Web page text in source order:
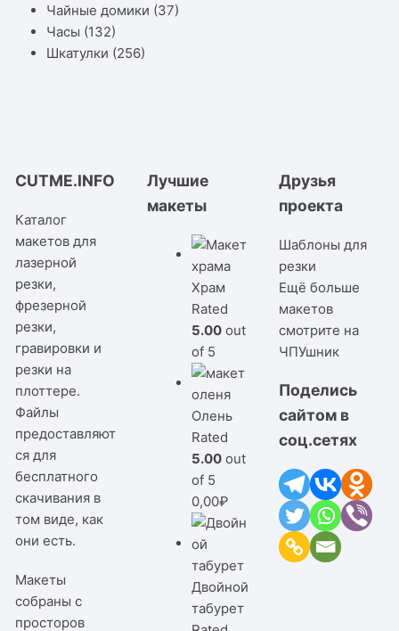
Чайные домики (37)
Часы (132)
Шкатулки (256)
CUTME.INFO
Каталог
макетов для
лазерной
резки,
фрезерной
резки,
гравировки и
резки на
плоттере.
Файлы
предоставляют
ся для
бесплатного
скачивания в
том виде, как
они есть.
Макеты
собраны с
просторов
Лучшие
макеты
Храм
Rated
5.00 out
of 5
Олень
Rated
5.00 out
of 5
0,00₽
Двойной
табурет
Друзья
проекта
Шаблоны для
резки
Ещё больше
макетов
смотрите на
ЧПУшник
Поделись
сайтом в
соц.сетях